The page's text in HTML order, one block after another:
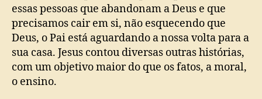
essas pessoas que abandonam a Deus e que
precisamos cair em si, não esquecendo que
Deus, o Pai está aguardando a nossa volta para a
sua casa. Jesus contou diversas outras histórias,
com um objetivo maior do que os fatos, a moral,
o ensino.